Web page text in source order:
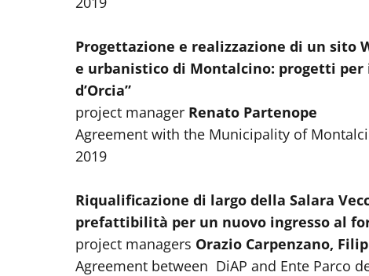
Progettazione e realizzazione di un sito
e urbanistico di Montalcino: progetti
d’Orcia”
project manager Renato Partenope
Agreement with the Municipality of
2019
Riqualificazione di largo della Salara
prefattibilità per un nuovo ingresso al
project managers Orazio Carpenzano,
Agreement between DiAP and Ente Parco